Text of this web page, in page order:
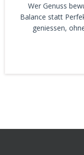
Wer Genuss
Balance statt
geniessen,